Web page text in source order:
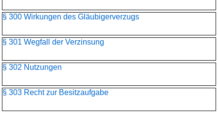
§ 300 Wirkungen des Gläubigerverzugs
§ 301 Wegfall der Verzinsung
§ 302 Nutzungen
§ 303 Recht zur Besitzaufgabe